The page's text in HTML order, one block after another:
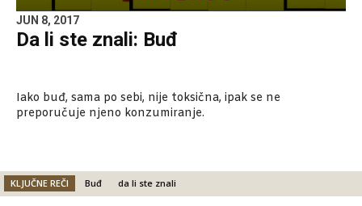
JUN 8, 2017
Da li ste znali: Buđ
Iako buđ, sama po sebi, nije toksična, ipak se ne
preporučuje njeno konzumiranje.
KLJUČNE REČI Buđ da li ste znali